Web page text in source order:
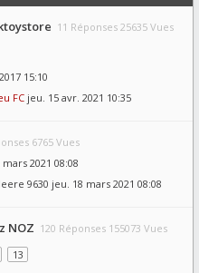
11 Réponses 25635 Vues
15:10
FC jeu. 15 avr. 2021 10:35
6765 Vues
2021 08:08
9630 jeu. 18 mars 2021 08:08
NOZ 120 Réponses 155073 Vues
13